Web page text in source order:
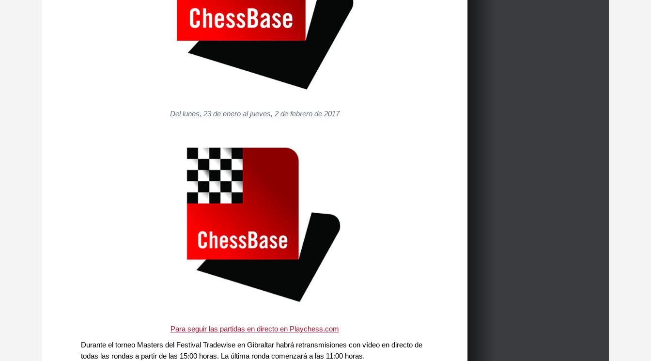
Del lunes, 23 de enero al jueves, 2 de febrero de 2017
Para seguir las partidas en directo en Playchess.com
Durante el torneo Masters del Festival Tradewise en Gibraltar habrá retransmisiones con vídeo en directo de
todas las rondas a partir de las 15:00 horas. La última ronda comenzará a las 11:00 horas.